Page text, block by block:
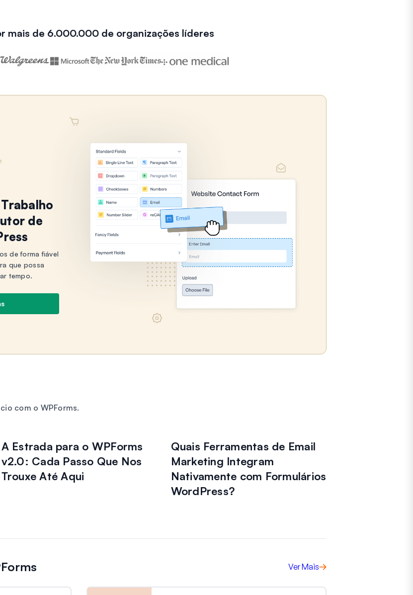
mais de 6.000.000 de organizações líderes
de
de forma fiável
que possa
tempo.
com o WPForms.
A Estrada para o WPForms
v2.0: Cada Passo Que Nos
Trouxe Até Aqui
Quais Ferramentas de Email
Marketing Integram
Nativamente com Formulários
WordPress?
Ver Mais